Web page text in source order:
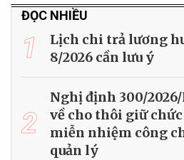
ĐỌC NHIỀU
1
Lịch chi trả lương
8/2026 cần lưu ý
2
Nghị định 300/
về cho thôi giữ
miễn nhiệm công
quản lý